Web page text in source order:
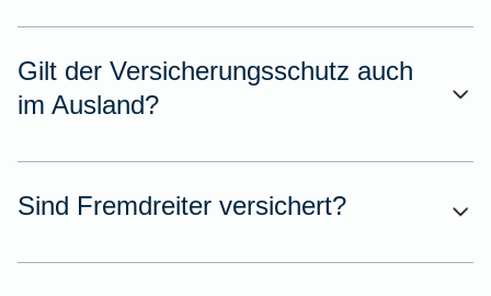
Gilt der Versicherungsschutz auch
im Ausland?
Sind Fremdreiter versichert?